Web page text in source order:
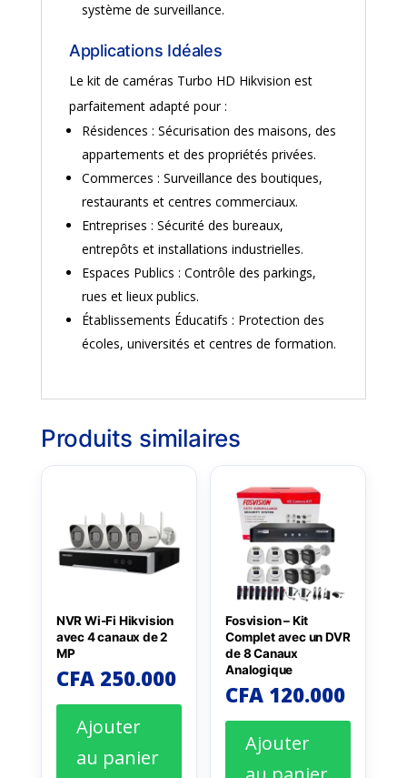
système de surveillance.
Applications Idéales
Le kit de caméras Turbo HD Hikvision est
parfaitement adapté pour :
Résidences : Sécurisation des maisons, des
appartements et des propriétés privées.
Commerces : Surveillance des boutiques,
restaurants et centres commerciaux.
Entreprises : Sécurité des bureaux,
entrepôts et installations industrielles.
Espaces Publics : Contrôle des parkings,
rues et lieux publics.
Établissements Éducatifs : Protection des
écoles, universités et centres de formation.
Produits similaires
NVR Wi-Fi Hikvision
avec 4 canaux de 2
MP
CFA250.000
Ajouter
au panier
Fosvision – Kit
Complet avec un DVR
de 8 Canaux
Analogique
CFA 120.000
Ajouter